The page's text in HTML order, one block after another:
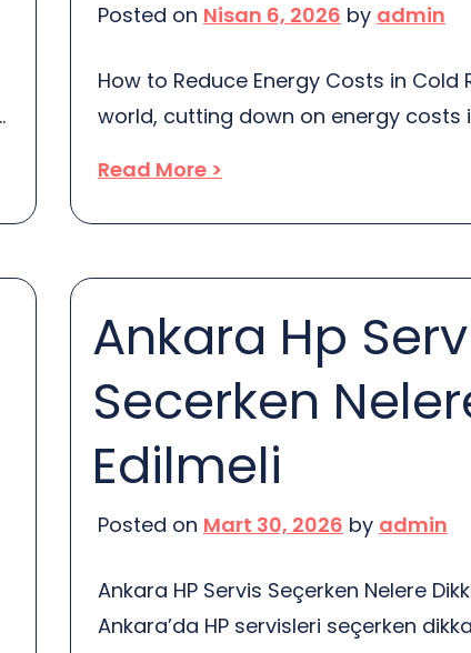
Posted on Nisan 6, 2026 by admin
How to Reduce Energy Costs in Cold
world, cutting down on energy costs
temperature can be a challenge. So,
those costs down without sacrificing
Read More >
Ankara Hp
Secerken
Edilmeli
Posted on Mart 30, 2026 by admin
Ankara HP Servis Seçerken Nelere
Ankara’da HP servisleri seçerken